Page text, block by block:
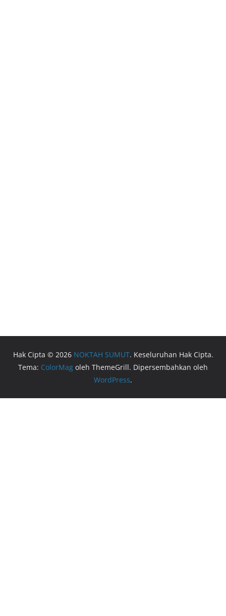
Hak Cipta © 2026 NOKTAH SUMUT. Keseluruhan Hak Cipta.
Tema: ColorMag oleh ThemeGrill. Dipersembahkan oleh
WordPress.